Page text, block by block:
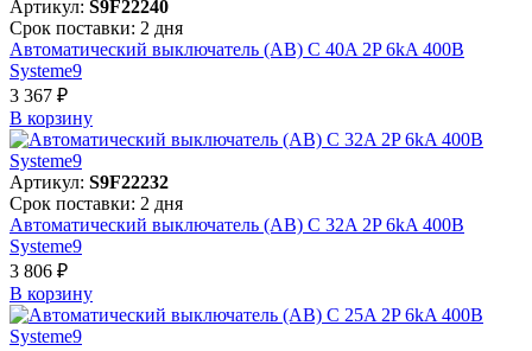
Артикул: S9F22240
Срок поставки: 2 дня
Автоматический выключатель (АВ) C 40A 2P 6kA 400В
Systeme9
3 367 ₽
В корзинy
Артикул: S9F22232
Срок поставки: 2 дня
Автоматический выключатель (АВ) C 32A 2P 6kA 400В
Systeme9
3 806 ₽
В корзинy